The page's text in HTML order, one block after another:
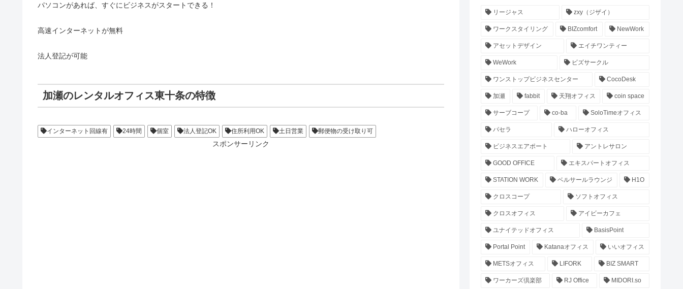
パソコンがあれば、すぐにビジネスがスタートできる！
高速インターネットが無料
法人登記が可能
加瀬のレンタルオフィス東十条の特徴
インターネット回線有 24時間 個室 法人登記OK 住所利用OK 土日営業 郵便物の受け取り可
スポンサーリンク
リージャス zxy（ジザイ）
ワークスタイリング BIZcomfort NewWork
アセットデザイン エイチワンティー
WeWork ビズサークル
ワンストップビジネスセンター CocoDesk
加瀬 fabbit 天翔オフィス coin space
サーブコープ co-ba SoloTimeオフィス
パセラ ハローオフィス
ビジネスエアポート アントレサロン
GOOD OFFICE エキスパートオフィス
STATION WORK ベルサールラウンジ H1O
クロスコープ ソフトオフィス
クロスオフィス アイビーカフェ
ユナイテッドオフィス BasisPoint
Portal Point Katanaオフィス いいオフィス
METSオフィス LIFORK BIZ SMART
ワーカーズ倶楽部 RJ Office MIDORI.so